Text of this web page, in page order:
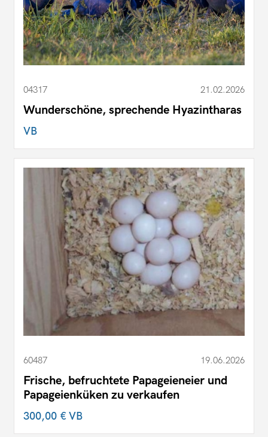
04317 21.02.2026
Wunderschöne, sprechende Hyazintharas
VB
60487 19.06.2026
Frische, befruchtete Papageieneier und
Papageienküken zu verkaufen
300,00 €VB